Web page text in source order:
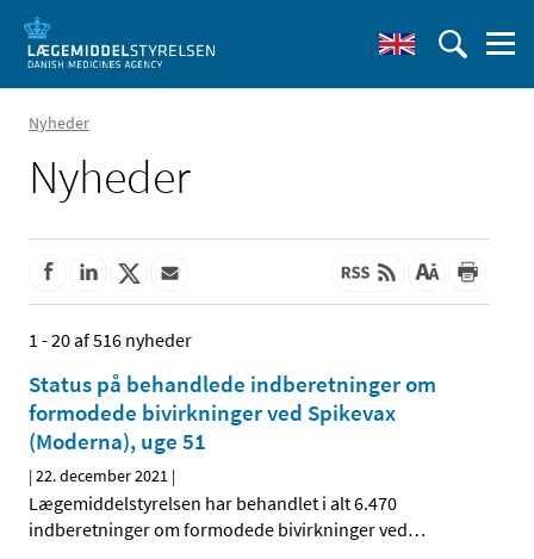
Nyheder
Nyheder
1 - 20 af 516 nyheder
Status på behandlede indberetninger om
formodede bivirkninger ved Spikevax
(Moderna), uge 51
|22. december 2021 |
Lægemiddelstyrelsen har behandlet i alt 6.470
indberetninger om formodede bivirkninger ved…